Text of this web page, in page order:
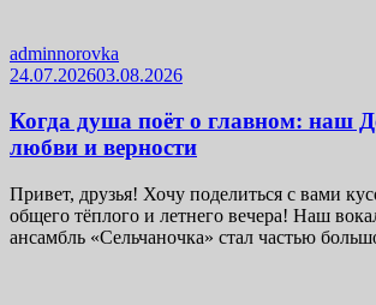
adminnorovka
24.07.202603.08.2026
Когда душа поёт о главном: наш
любви и верности
Привет, друзья! Хочу поделиться с вами
общего тёплого и летнего вечера! Наш
ансамбль «Сельчаночка» стал частью